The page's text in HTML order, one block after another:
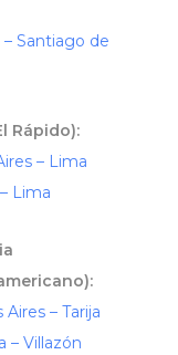
– Santiago de
Rápido):
– Lima
Lima
Aires – Tarija
– Villazón